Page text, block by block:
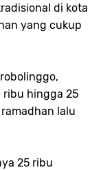
di kota
yang cukup
ribu hingga 25
lalu
25 ribu